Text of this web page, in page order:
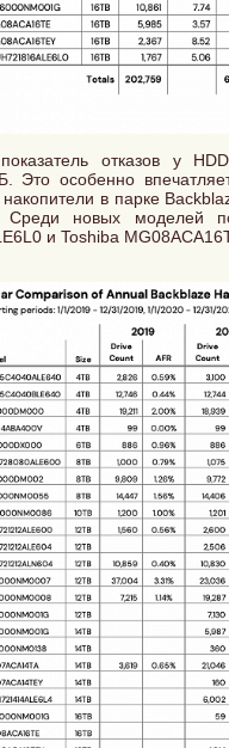
отказов у
Это особенно
в парке
новых моделей
и Toshiba